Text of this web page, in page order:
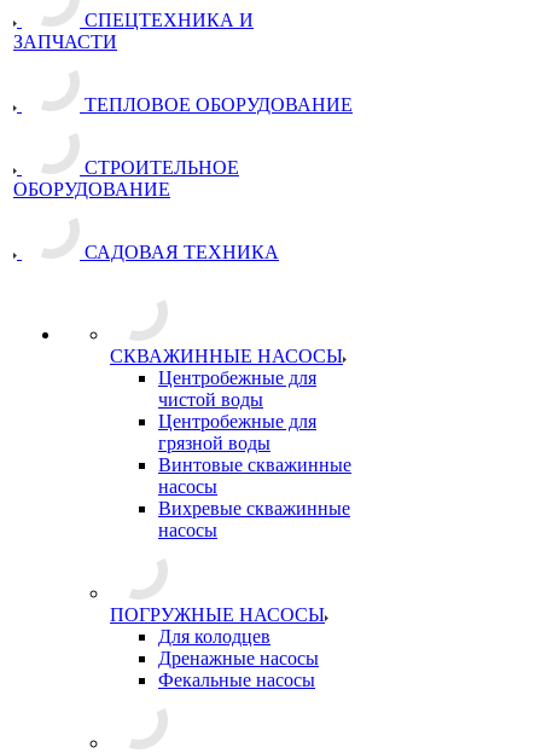
СПЕЦТЕХНИКА И
ЗАПЧАСТИ
ТЕПЛОВОЕ ОБОРУДОВАНИЕ
СТРОИТЕЛЬНОЕ
ОБОРУДОВАНИЕ
САДОВАЯ ТЕХНИКА
СКВАЖИННЫЕ НАСОСЫ
Центробежные для
чистой воды
Центробежные для
грязной воды
Винтовые скважинные
насосы
Вихревые скважинные
насосы
ПОГРУЖНЫЕ НАСОСЫ
Для колодцев
Дренажные насосы
Фекальные насосы